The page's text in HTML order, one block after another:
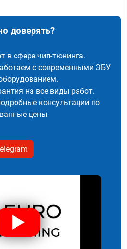
доверять?
в сфере чип-тюнинга.
с современными ЭБУ
на все виды работ.
консультации по
цены.